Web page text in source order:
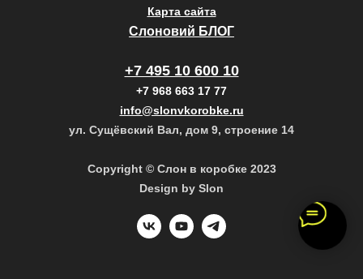
Карта сайта
Слоновий БЛОГ
+7 495 10 600 10
+7 968 663 17 77
info@slonvkorobke.ru
ул. Сущёвский Вал, дом 9, строение 14
Copyright © Слон в коробке 2023
Design by Slon